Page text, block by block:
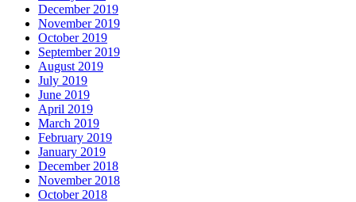
December 2019
November 2019
October 2019
September 2019
August 2019
July 2019
June 2019
April 2019
March 2019
February 2019
January 2019
December 2018
November 2018
October 2018